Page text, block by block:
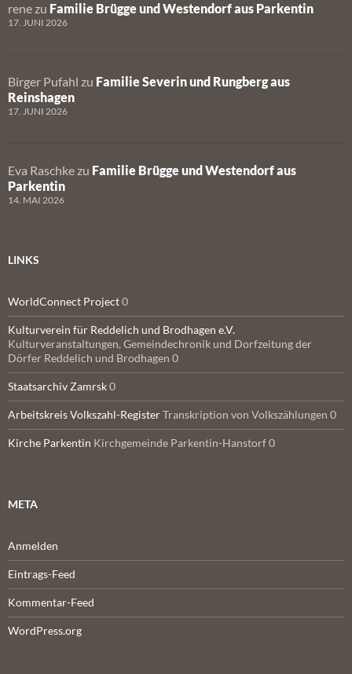
rene zu Familie Brügge und Westendorf aus Parkentin
17. JUNI 2026
Birger Pufahl zu Familie Severin und Rungberg aus
Reinshagen
17. JUNI 2026
Eva Raschke zu Familie Brügge und Westendorf aus
Parkentin
14. MAI 2026
LINKS
WorldConnect Project0
Kulturverein für Reddelich und Brodhagen e.V.
Kulturveranstaltungen, Gemeindechronik und Dorfzeitung der
Dörfer Reddelich und Brodhagen 0
Staatsarchiv Zamrsk0
Arbeitskreis Volkszahl-RegisterTranskription von Volkszählungen 0
Kirche Parkentin Kirchgemeinde Parkentin-Hanstorf 0
META
Anmelden
Eintrags-Feed
Kommentar-Feed
WordPress.org